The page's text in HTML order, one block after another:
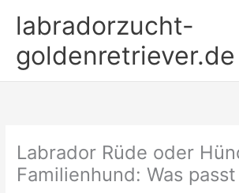
Inhaltlabradorzucht-
goldenretriever.de
Labrador Rüde oder
Familienhund: Was